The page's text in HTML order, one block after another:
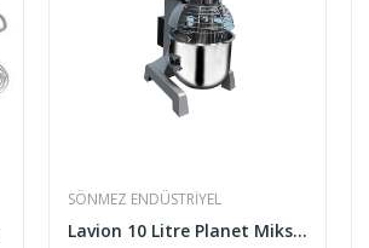
SÖNMEZ ENDÜSTRIYEL
Lavion 10 Litre Planet Mikser - 3 Devir